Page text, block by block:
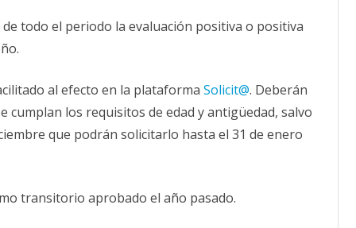
todo el periodo la evaluación positiva o positiva
al efecto en la plataforma Solicit@. Deberán
cumplan los requisitos de edad y antigüedad, salvo
que podrán solicitarlo hasta el 31 de enero
transitorio aprobado el año pasado.